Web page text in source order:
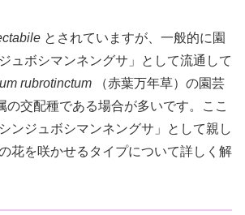
とされていますが、一般的に園
ュボシマンネングサ」として流通して
rubrotinctum （赤葉万年草）の園芸
の交配種である場合が多いです。ここ
ンジュボシマンネングサ」として親し
花を咲かせるタイプについて詳しく解